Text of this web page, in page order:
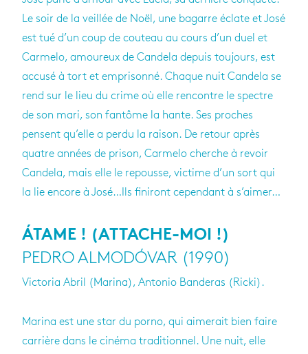
Le soir de la veillée de Noël, une bagarre éclate et José
est tué d’un coup de couteau au cours d’un duel et
Carmelo, amoureux de Candela depuis toujours, est
accusé à tort et emprisonné. Chaque nuit Candela se
rend sur le lieu du crime où elle rencontre le spectre
de son mari, son fantôme la hante. Ses proches
pensent qu’elle a perdu la raison. De retour après
quatre années de prison, Carmelo cherche à revoir
Candela, mais elle le repousse, victime d’un sort qui
la lie encore à José…Ils finiront cependant à s’aimer…
ÁTAME ! (ATTACHE-MOI !)
PEDRO ALMODÓVAR (1990)
Victoria Abril (Marina), Antonio Banderas (Ricki).
Marina est une star du porno, qui aimerait bien faire
carrière dans le cinéma traditionnel. Une nuit, elle